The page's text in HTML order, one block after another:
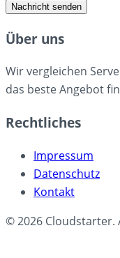
Nachricht senden
Über uns
Wir vergleichen
das beste Angebot
Rechtliches
Impressum
Datenschutz
Kontakt
©2026 Cloudstarter.